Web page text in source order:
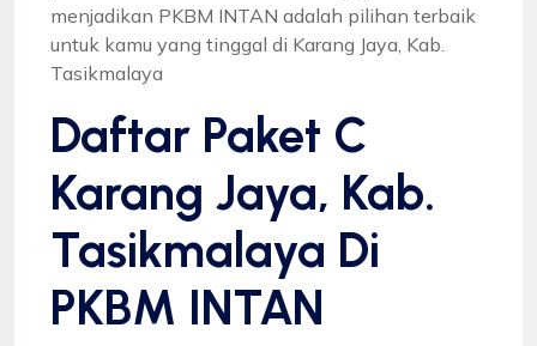
menjadikan PKBM INTAN adalah pilihan terbaik
untuk kamu yang tinggal di Karang Jaya, Kab.
Tasikmalaya
Daftar Paket C
Karang Jaya, Kab.
Tasikmalaya Di
PKBM INTAN